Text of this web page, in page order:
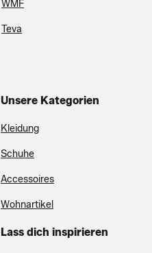
WMF
Teva
Unsere Kategorien
Kleidung
Schuhe
Accessoires
Wohnartikel
Lass dich inspirieren